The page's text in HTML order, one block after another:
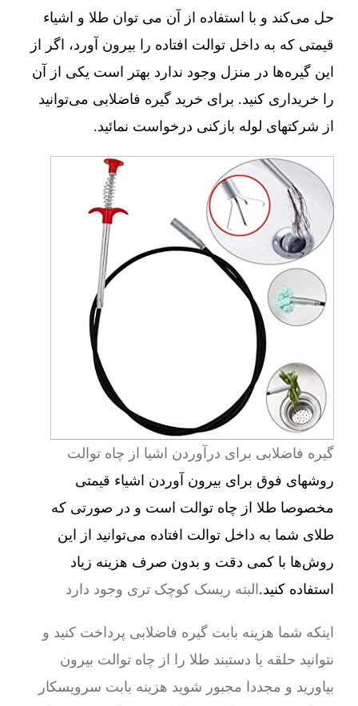
حل می‌کند و با استفاده از آن می توان طلا و اشیاء
قیمتی که به داخل توالت افتاده را بیرون آورد، اگر از
این گیره‌ها در منزل وجود ندارد بهتر است یکی از آن
را خریداری کنید. برای خرید گیره فاضلابی می‌توانید
از شرکتهای لوله بازکنی درخواست نمائید.
گیره فاضلابی برای درآوردن اشیا از چاه توالت
روشهای فوق برای بیرون آوردن اشیاء قیمتی
مخصوصا طلا از چاه توالت است و در صورتی که
طلای شما به داخل توالت افتاده می‌توانید از این
روش‌ها با کمی دقت و بدون صرف هزینه زیاد
استفاده کنید.البته ریسک کوچک تری وجود دارد
اینکه شما هزینه بابت گیره فاضلابی پرداخت کنید و
نتوانید حلقه یا دستبند طلا را از چاه توالت بیرون
بیاورید و مجددا مجبور شوید هزینه بابت سرویسکار